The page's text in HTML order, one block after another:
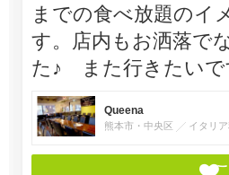
までの食べ放題のイ
す。店内もお洒落で
た♪ また行きたいで
Queena
熊本市・中央区 イタリ